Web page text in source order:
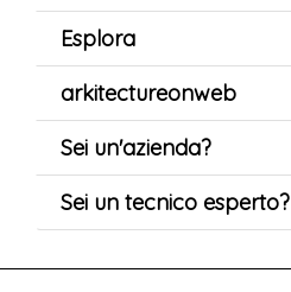
Esplora
arkitectureonweb
Sei un'azienda?
Sei un tecnico esperto?